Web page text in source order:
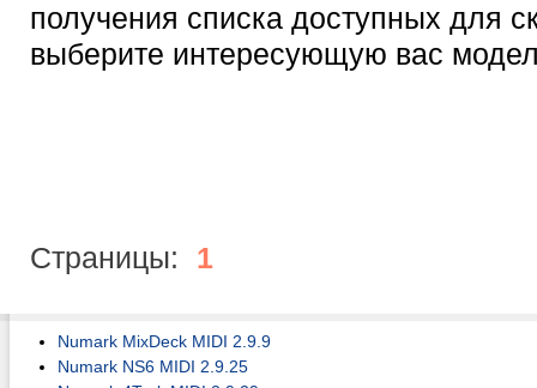
получения списка доступных для
выберите интересующую вас
Страницы: 1
Numark MixDeck MIDI 2.9.9
Numark NS6 MIDI 2.9.25